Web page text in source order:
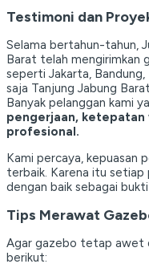
Testimoni dan
Selama bertahun-tahun,
Barat telah mengirimkan
seperti Jakarta, Bandung,
saja Tanjung Jabung
Banyak pelanggan kami
pengerjaan, ketepatan
profesional.
Kami percaya, kepuasan
terbaik. Karena itu setiap
dengan baik sebagai
Tips Merawat
Agar gazebo tetap awet
berikut: